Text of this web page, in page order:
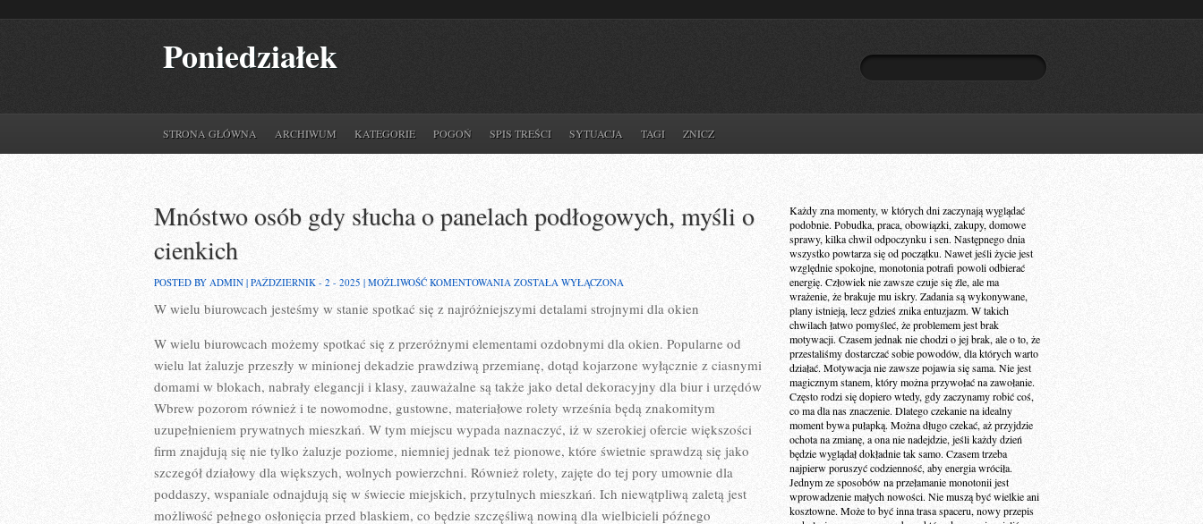
Poniedziałek
STRONA GŁÓWNA ARCHIWUM KATEGORIE POGOŃ SPIS TREŚCI SYTUACJA TAGI ZNICZ
Mnóstwo osób gdy słucha o panelach podłogowych, myśli o
cienkich
POSTED BY ADMIN | PAŹDZIERNIK - 2 - 2025 | MOŻLIWOŚĆ KOMENTOWANIA MNÓSTWO
GDY
SŁUCHA
PANELACH
PODŁOGOWYCH,
MYŚLI
O
CIENKICH
ZOSTAŁA WYŁĄCZONA
W wielu biurowcach jesteśmy w stanie spotkać się z najróżniejszymi detalami strojnymi dla okien
W wielu biurowcach możemy spotkać się z przeróżnymi elementami ozdobnymi dla okien. Popularne od
wielu lat żaluzje przeszły w minionej dekadzie prawdziwą przemianę, dotąd kojarzone wyłącznie z ciasnymi
domami w blokach, nabrały elegancji i klasy, zauważalne są także jako detal dekoracyjny dla biur i urzędów
Wbrew pozorom również i te nowomodne, gustowne, materiałowe rolety września będą znakomitym
uzupełnieniem prywatnych mieszkań. W tym miejscu wypada naznaczyć, iż w szerokiej ofercie większości
firm znajdują się nie tylko żaluzje poziome, niemniej jednak też pionowe, które świetnie sprawdzą się jako
szczegół działowy dla większych, wolnych powierzchni. Również rolety, zajęte do tej pory umownie dla
poddaszy, wspaniale odnajdują się w świecie miejskich, przytulnych mieszkań. Ich niewątpliwą zaletą jest
możliwość pełnego osłonięcia przed blaskiem, co będzie szczęśliwą nowiną dla wielbicieli późnego
Każdy zna momenty, w których dni zaczynają wyglądać
podobnie. Pobudka, praca, obowiązki, zakupy, domowe
sprawy, kilka chwil odpoczynku i sen. Następnego dnia
wszystko powtarza się od początku. Nawet jeśli życie jest
względnie spokojne, monotonia potrafi powoli odbierać
energię. Człowiek nie zawsze czuje się źle, ale ma
wrażenie, że brakuje mu iskry. Zadania są wykonywane,
plany istnieją, lecz gdzieś znika entuzjazm. W takich
chwilach łatwo pomyśleć, że problemem jest brak
motywacji. Czasem jednak nie chodzi o jej brak, ale o to, że
przestaliśmy dostarczać sobie powodów, dla których warto
działać. Motywacja nie zawsze pojawia się sama. Nie jest
magicznym stanem, który można przywołać na zawołanie.
Często rodzi się dopiero wtedy, gdy zaczynamy robić coś,
co ma dla nas znaczenie. Dlatego czekanie na idealny
moment bywa pułapką. Można długo czekać, aż przyjdzie
ochota na zmianę, a ona nie nadejdzie, jeśli każdy dzień
będzie wyglądał dokładnie tak samo. Czasem trzeba
najpierw poruszyć codzienność, aby energia wróciła.
Jednym ze sposobów na przełamanie monotonii jest
wprowadzenie małych nowości. Nie muszą być wielkie ani
kosztowne. Może to być inna trasa spaceru, nowy przepis